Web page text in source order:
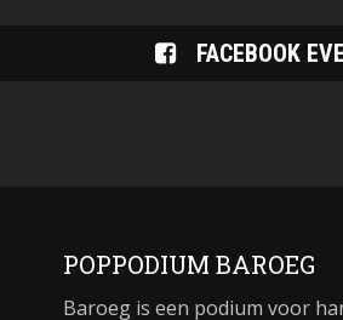
FACEBOOK
POPPODIUM BAROEG
Baroeg is een podium voor